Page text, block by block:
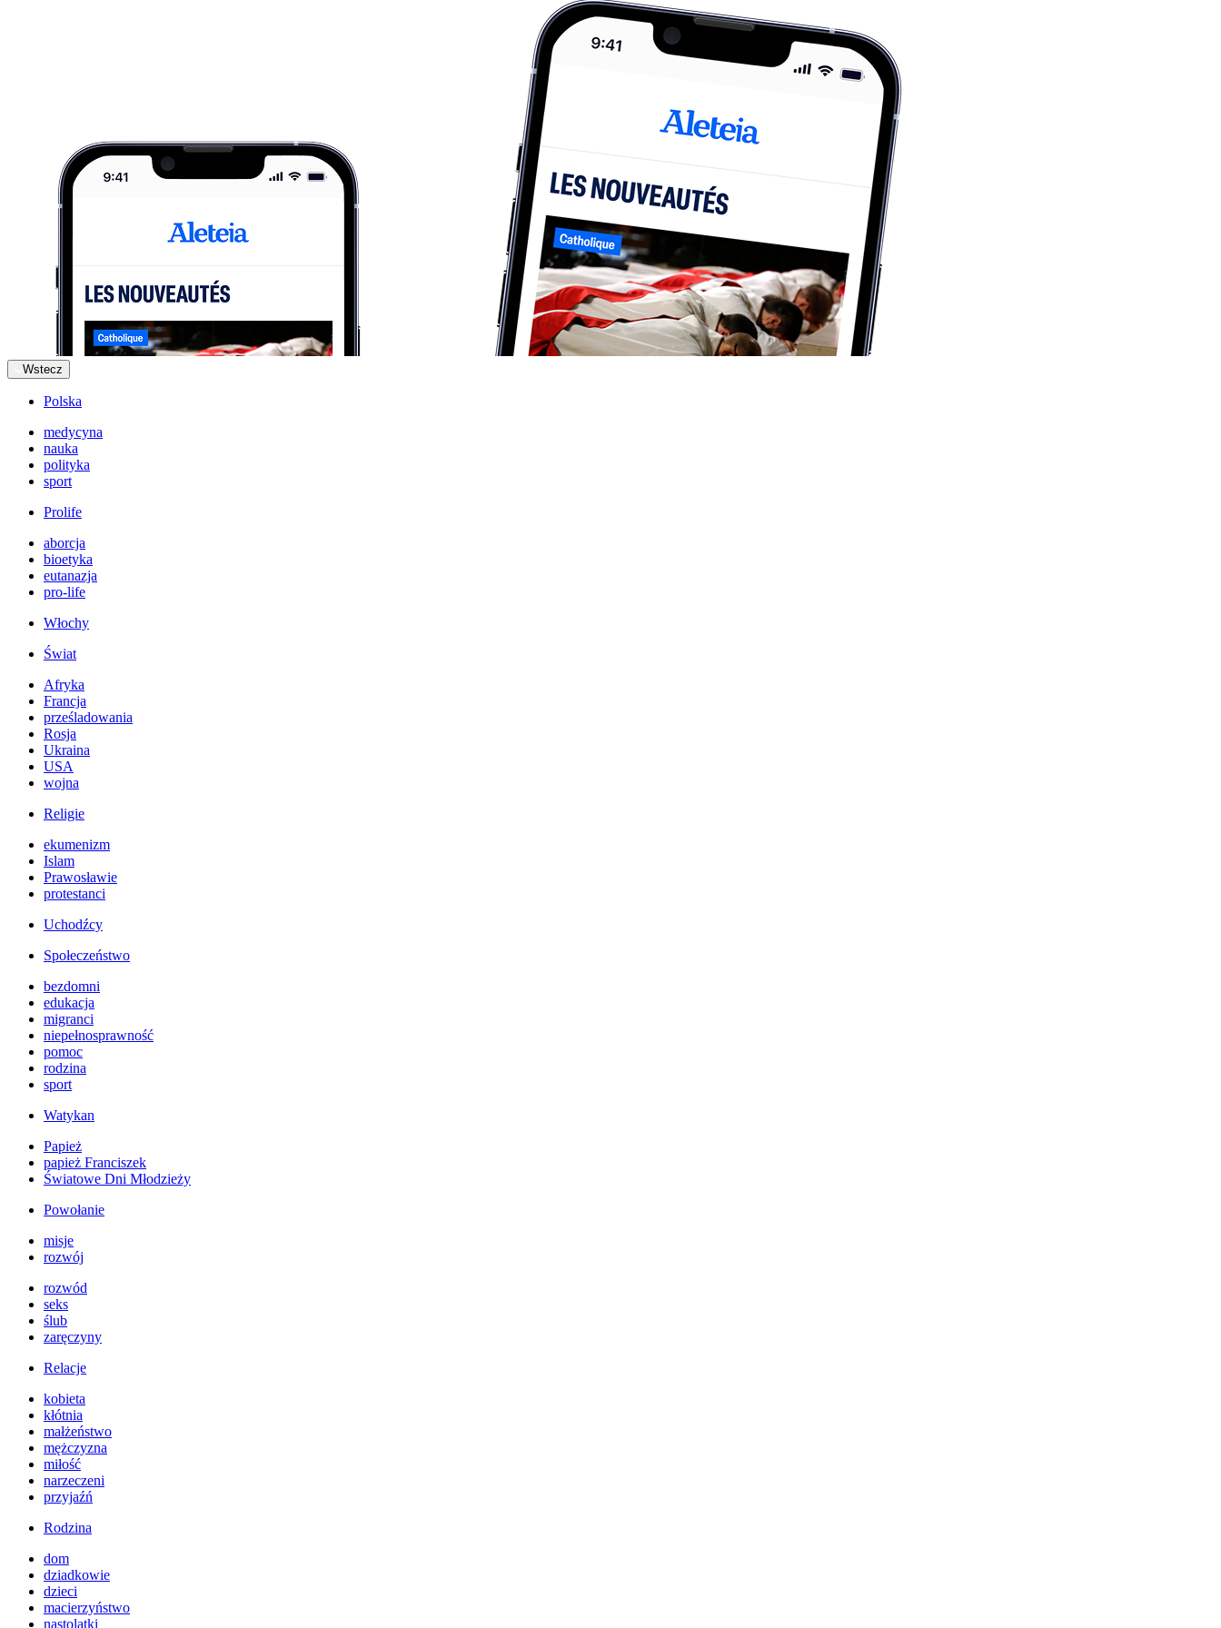
Wstecz
Polska
medycyna
nauka
polityka
sport
Prolife
aborcja
bioetyka
eutanazja
pro-life
Włochy
Świat
Afryka
Francja
prześladowania
Rosja
Ukraina
USA
wojna
Religie
ekumenizm
Islam
Prawosławie
protestanci
Uchodźcy
Społeczeństwo
bezdomni
edukacja
migranci
niepełnosprawność
pomoc
rodzina
sport
Watykan
Papież
papież Franciszek
Światowe Dni Młodzieży
Powołanie
misje
rozwój
rozwód
seks
ślub
zaręczyny
Relacje
kobieta
kłótnia
małżeństwo
mężczyzna
miłość
narzeczeni
przyjaźń
Rodzina
dom
dziadkowie
dzieci
macierzyństwo
nastolatki